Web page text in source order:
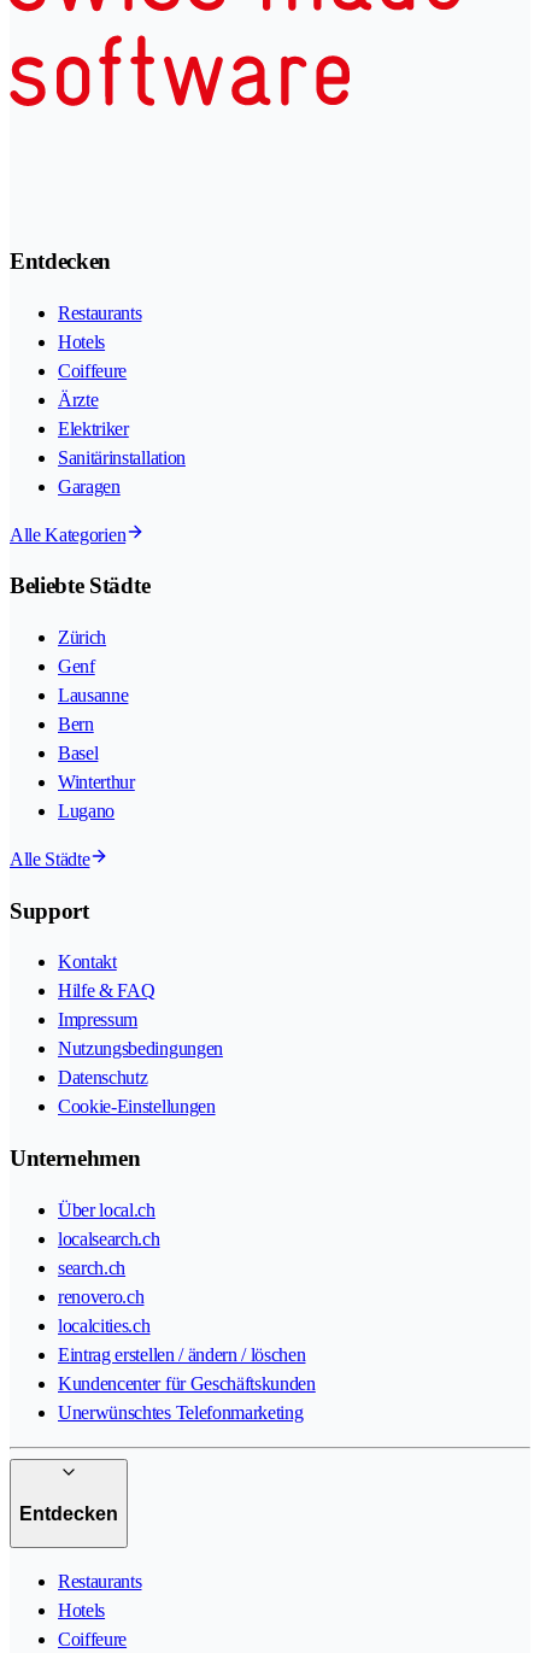
Entdecken
Restaurants
Hotels
Coiffeure
Ärzte
Elektriker
Sanitärinstallation
Garagen
Alle Kategorien
Beliebte Städte
Zürich
Genf
Lausanne
Bern
Basel
Winterthur
Lugano
Alle Städte
Support
Kontakt
Hilfe & FAQ
Impressum
Nutzungsbedingungen
Datenschutz
Cookie-Einstellungen
Unternehmen
Über local.ch
localsearch.ch
search.ch
renovero.ch
localcities.ch
Eintrag erstellen / ändern / löschen
Kundencenter für Geschäftskunden
Unerwünschtes Telefonmarketing
Entdecken
Restaurants
Hotels
Coiffeure